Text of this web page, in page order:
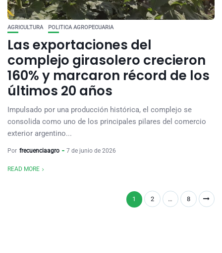
AGRICULTURA POLITICA AGROPECUARIA
Las exportaciones del
complejo girasolero crecieron
160% y marcaron récord de los
últimos 20 años
Impulsado por una producción histórica, el complejo se
consolida como uno de los principales pilares del comercio
exterior argentino...
Por frecuenciaagro 7 de junio de 2026
READ MORE
1 2 … 8